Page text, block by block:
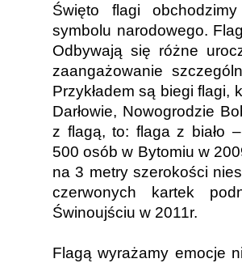
Święto flagi
symbolu narodowego.
Odbywają się różne
zaangażowanie
Przykładem są biegi flagi,
Darłowie, Nowogrodzie
z flagą, to: flaga z biało
500 osób w Bytomiu w
na 3 metry szerokości
czerwonych kartek
Świnoujściu w 2011r.
Flagą wyrażamy emocje